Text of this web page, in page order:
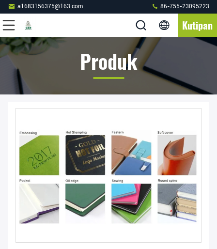
a1683156375@163.com 86-755-23095223
Kutipan
Produk